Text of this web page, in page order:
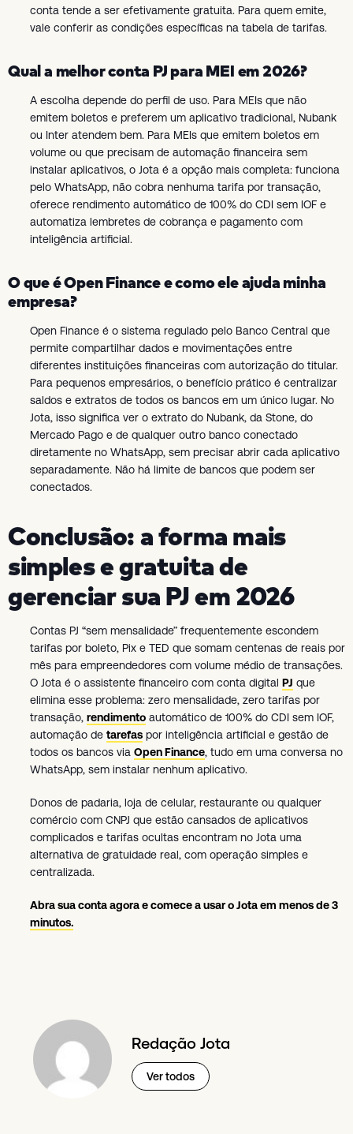
conta tende a ser efetivamente gratuita. Para quem emite,
vale conferir as condições específicas na tabela de tarifas.
Qual a melhor conta PJ para MEI em 2026?
A escolha depende do perfil de uso. Para MEIs que não
emitem boletos e preferem um aplicativo tradicional, Nubank
ou Inter atendem bem. Para MEIs que emitem boletos em
volume ou que precisam de automação financeira sem
instalar aplicativos, o Jota é a opção mais completa: funciona
pelo WhatsApp, não cobra nenhuma tarifa por transação,
oferece rendimento automático de 100% do CDI sem IOF e
automatiza lembretes de cobrança e pagamento com
inteligência artificial.
O que é Open Finance e como ele ajuda minha
empresa?
Open Finance é o sistema regulado pelo Banco Central que
permite compartilhar dados e movimentações entre
diferentes instituições financeiras com autorização do titular.
Para pequenos empresários, o benefício prático é centralizar
saldos e extratos de todos os bancos em um único lugar. No
Jota, isso significa ver o extrato do Nubank, da Stone, do
Mercado Pago e de qualquer outro banco conectado
diretamente no WhatsApp, sem precisar abrir cada aplicativo
separadamente. Não há limite de bancos que podem ser
conectados.
Conclusão: a forma mais
simples e gratuita de
gerenciar sua PJ em 2026
Contas PJ “sem mensalidade” frequentemente escondem
tarifas por boleto, Pix e TED que somam centenas de reais por
mês para empreendedores com volume médio de transações.
O Jota é o assistente financeiro com conta digital PJ que
elimina esse problema: zero mensalidade, zero tarifas por
transação, rendimento automático de 100% do CDI sem IOF,
automação de tarefas por inteligência artificial e gestão de
todos os bancos via Open Finance, tudo em uma conversa no
WhatsApp, sem instalar nenhum aplicativo.
Donos de padaria, loja de celular, restaurante ou qualquer
comércio com CNPJ que estão cansados de aplicativos
complicados e tarifas ocultas encontram no Jota uma
alternativa de gratuidade real, com operação simples e
centralizada.
Abra sua conta agora e comece a usar o Jota em menos de 3
minutos.
Redação Jota
Ver todos